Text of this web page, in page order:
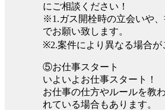
にご相談ください！
※1.ガス開栓時の立会いや
でお願い致します。
※2.案件により異なる場合が
⑤お仕事スタート
いよいよお仕事スタート！
お仕事の仕方やルールを教
れている場合もあります。